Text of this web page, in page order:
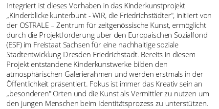
Integriert ist dieses Vorhaben in das Kinderkunstprojekt
„Kinderblicke kunterbunt - WIR, die Friedrichstädter", initiiert von
der OSTRALE – Zentrum für zeitgenössische Kunst, ermöglicht
durch die Projektförderung über den Europäischen Sozialfond
(ESF) im Freistaat Sachsen für eine nachhaltige soziale
Stadtentwicklung Dresden Friedrichstadt. Bereits in diesem
Projekt entstandene Kinderkunstwerke bilden den
atmosphärischen Galerierahmen und werden erstmals in der
Öffentlichkeit präsentiert. Fokus ist immer das Kreativ sein an
„besonderen" Orten und die Kunst als Vermittler zu nutzen um
den jungen Menschen beim Identitätsprozess zu unterstützen.